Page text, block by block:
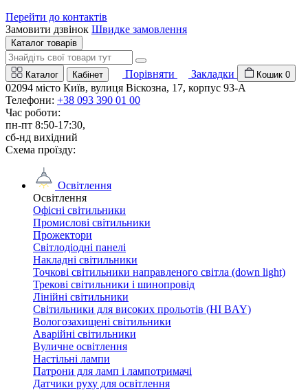
Перейти до контактів
Замовити дзвінок Швидке замовлення
Каталог товарів
Каталог Кабінет Порівняти Закладки Кошик 0
02094 місто Київ, вулиця Віскозна, 17, корпус 93-А
Телефони: +38 093 390 01 00
Час роботи:
пн-пт 8:50-17:30,
сб-нд вихідний
Схема проїзду:
Освітлення
Освітлення
Офісні світильники
Промислові світильники
Прожектори
Світлодіодні панелі
Накладні світильники
Точкові світильники направленого світла (down light)
Трекові світильники і шинопровід
Лінійні світильники
Світильники для високих прольотів (HI BAY)
Вологозахищені світильники
Аварійні світильники
Вуличне освітлення
Настільні лампи
Патрони для ламп і лампотримачі
Датчики руху для освітлення